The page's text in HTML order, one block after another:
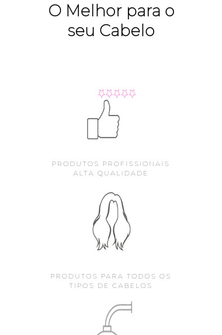
O Melhor para o
seu Cabelo
PRODUTOS PROFISSIONAIS
ALTA QUALIDADE
PRODUTOS PARA TODOS OS
TIPOS DE CABELOS